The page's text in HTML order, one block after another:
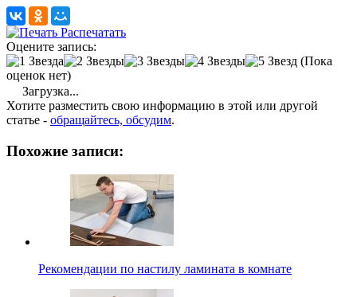
Распечатать
Оцените запись:
(Пока
оценок нет)
Загрузка...
Хотите разместить свою информацию в этой или другой
статье - обращайтесь, обсудим.
Похожие записи:
Рекомендации по настилу ламината в комнате